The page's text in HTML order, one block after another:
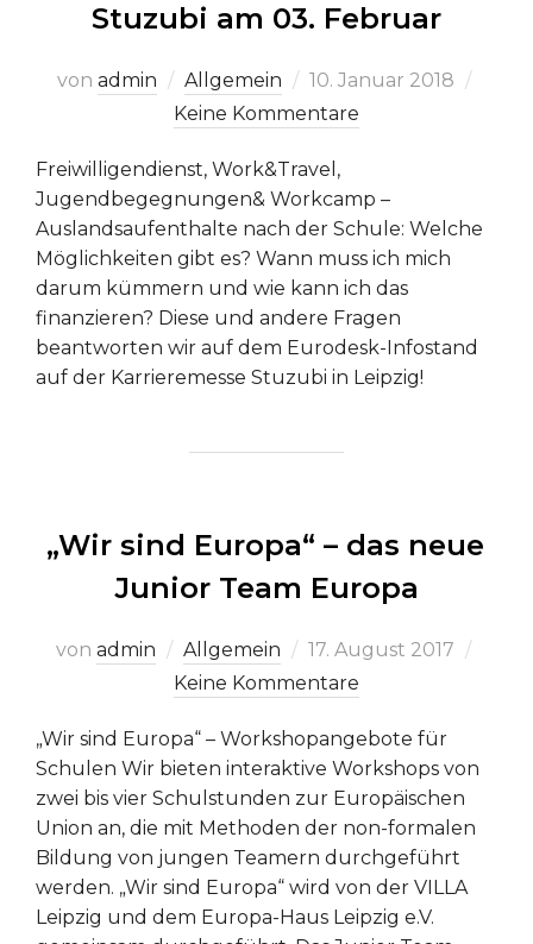
Stuzubi am 03. Februar
von admin Allgemein
Veröffentlicht
am
10. Januar 2018
Keine Kommentare
Freiwilligendienst, Work&Travel,
Jugendbegegnungen& Workcamp –
Auslandsaufenthalte nach der Schule: Welche
Möglichkeiten gibt es? Wann muss ich mich
darum kümmern und wie kann ich das
finanzieren? Diese und andere Fragen
beantworten wir auf dem Eurodesk-Infostand
auf der Karrieremesse Stuzubi in Leipzig!
„Wir sind Europa“ – das neue
Junior Team Europa
von admin Allgemein
Veröffentlicht
am
17. August 2017
Keine Kommentare
„Wir sind Europa“ – Workshopangebote für
Schulen Wir bieten interaktive Workshops von
zwei bis vier Schulstunden zur Europäischen
Union an, die mit Methoden der non-formalen
Bildung von jungen Teamern durchgeführt
werden. „Wir sind Europa“ wird von der VILLA
Leipzig und dem Europa-Haus Leipzig e.V.